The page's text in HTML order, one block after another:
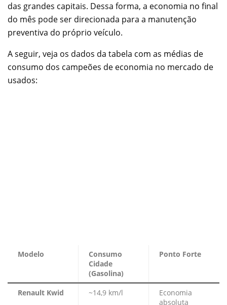
das grandes capitais. Dessa forma, a economia no final
do mês pode ser direcionada para a manutenção
preventiva do próprio veículo.
A seguir, veja os dados da tabela com as médias de
consumo dos campeões de economia no mercado de
usados:
Modelo
Consumo
Cidade
(Gasolina)
Ponto Forte
Renault Kwid ~14,9 km/l
Economia
absoluta